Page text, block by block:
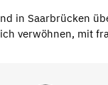
in Saarbrücken
verwöhnen, mit